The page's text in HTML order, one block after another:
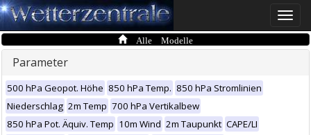
Toggle
Alle Modelle
Parameter
500 hPa Geopot. Höhe 850 hPa Temp. 850 hPa Stromlinien
Niederschlag 2m Temp 700 hPa Vertikalbew
850 hPa Pot. Äquiv. Temp 10m Wind 2m Taupunkt CAPE/LI